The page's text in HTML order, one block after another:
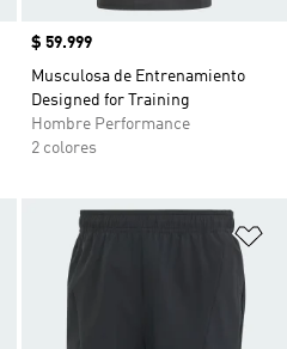
Precio
$ 59.999
Musculosa de Entrenamiento
Designed for Training
Hombre Performance
2 colores
Añadir a la lista de deseos